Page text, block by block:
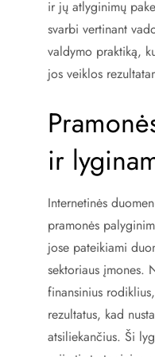
ir jų atlyginimų
svarbi vertinant
valdymo praktiką,
jos veiklos
ir
Internetinės
pramonės
jose pateikiami
sektoriaus įmones.
finansinius
rezultatus, kad
atsiliekančius. Ši